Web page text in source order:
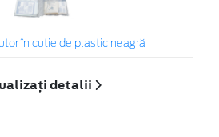
în cutie de plastic neagră
detalii